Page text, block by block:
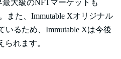
最大級のNFTマーケットも
また、Immutable Xオリジナル
いるため、Immutable Xは今後
れます。